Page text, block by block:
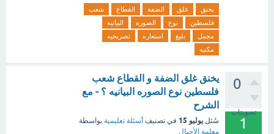
يخنق غلق الضفة القطاع
شعب
فلسطين
نوع الصوره
البيانيه
مجمل
بليغ استعاره
تصريحيه
مكنيه
0
تصويتات
1
يخنق غلق الضفة و القطاع شعب
فلسطين نوع الصوره البيانيه ؟ - مع
الشرح
سُئل يوليو 15 في تصنيف أسئلة تعليمية بواسطة
معلمة الأجيال